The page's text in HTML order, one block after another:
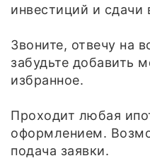
инвестиций и сдачи
Звоните, отвечу на
забудьте добавить
избранное.
Проходит любая
оформлением.
подача заявки.